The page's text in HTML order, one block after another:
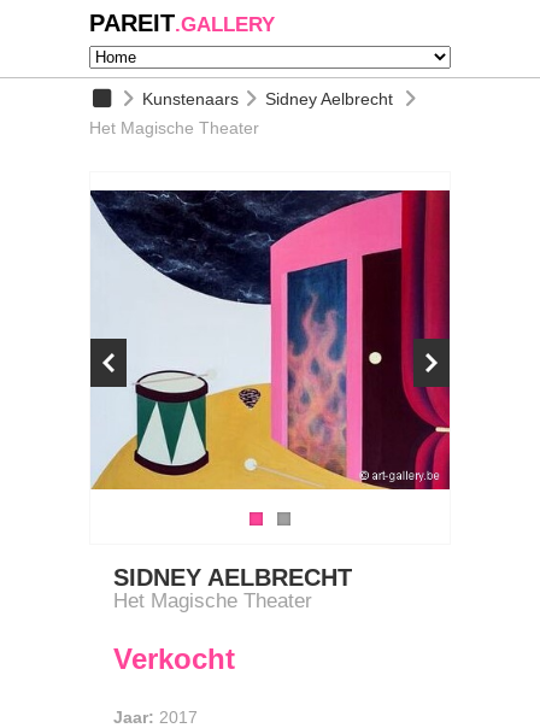
PAREIT.GALLERY
Kunstenaars
Sidney Aelbrecht
Het Magische Theater
SIDNEY AELBRECHT
Het Magische Theater
Verkocht
Jaar: 2017